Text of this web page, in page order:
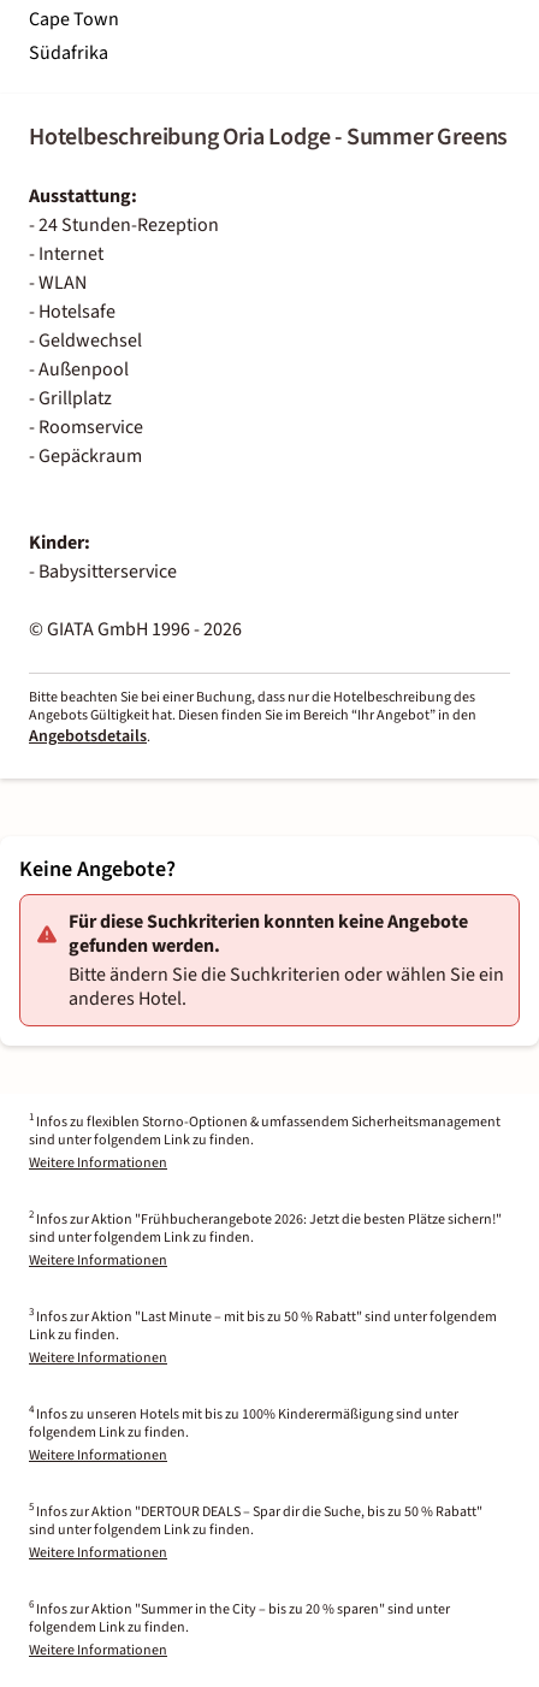
Cape Town
Südafrika
Hotelbeschreibung Oria Lodge - Summer Greens
Ausstattung:
- 24 Stunden-Rezeption
- Internet
- WLAN
- Hotelsafe
- Geldwechsel
- Außenpool
- Grillplatz
- Roomservice
- Gepäckraum
Kinder:
- Babysitterservice
© GIATA GmbH 1996 - 2026
Bitte beachten Sie bei einer Buchung, dass nur die Hotelbeschreibung des
Angebots Gültigkeit hat. Diesen finden Sie im Bereich “Ihr Angebot” in den
Angebotsdetails.
Keine Angebote?
Für diese Suchkriterien konnten keine Angebote
gefunden werden.
Bitte ändern Sie die Suchkriterien oder wählen Sie ein
anderes Hotel.
1 Infos zu flexiblen Storno-Optionen & umfassendem Sicherheitsmanagement
sind unter folgendem Link zu finden.
Weitere Informationen
2 Infos zur Aktion "Frühbucherangebote 2026: Jetzt die besten Plätze sichern!"
sind unter folgendem Link zu finden.
Weitere Informationen
3 Infos zur Aktion "Last Minute – mit bis zu 50 % Rabatt" sind unter folgendem
Link zu finden.
Weitere Informationen
4 Infos zu unseren Hotels mit bis zu 100% Kinderermäßigung sind unter
folgendem Link zu finden.
Weitere Informationen
5 Infos zur Aktion "DERTOUR DEALS – Spar dir die Suche, bis zu 50 % Rabatt"
sind unter folgendem Link zu finden.
Weitere Informationen
6 Infos zur Aktion "Summer in the City – bis zu 20 % sparen" sind unter
folgendem Link zu finden.
Weitere Informationen